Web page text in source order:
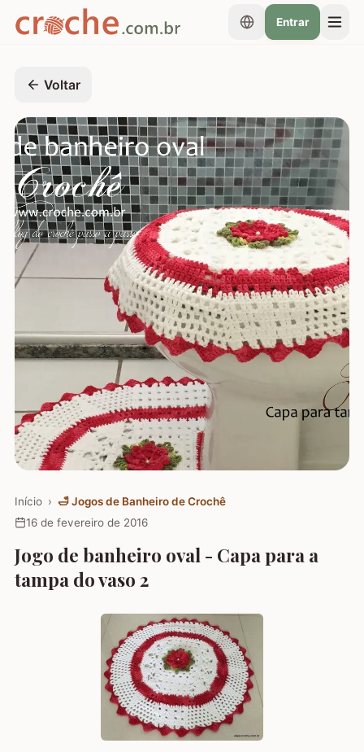
Entrar
Voltar
Início › 🛁 Jogos de Banheiro de Crochê
16 de fevereiro de 2016
Jogo de banheiro oval - Capa para a
tampa do vaso 2